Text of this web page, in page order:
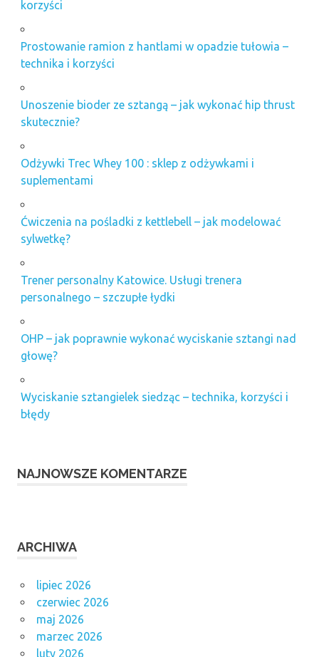
korzyści
Prostowanie ramion z hantlami w opadzie tułowia –
technika i korzyści
Unoszenie bioder ze sztangą – jak wykonać hip thrust
skutecznie?
Odżywki Trec Whey 100 : sklep z odżywkami i
suplementami
Ćwiczenia na pośladki z kettlebell – jak modelować
sylwetkę?
Trener personalny Katowice. Usługi trenera
personalnego – szczupłe łydki
OHP – jak poprawnie wykonać wyciskanie sztangi nad
głowę?
Wyciskanie sztangielek siedząc – technika, korzyści i
błędy
NAJNOWSZE KOMENTARZE
ARCHIWA
lipiec 2026
czerwiec 2026
maj 2026
marzec 2026
luty 2026